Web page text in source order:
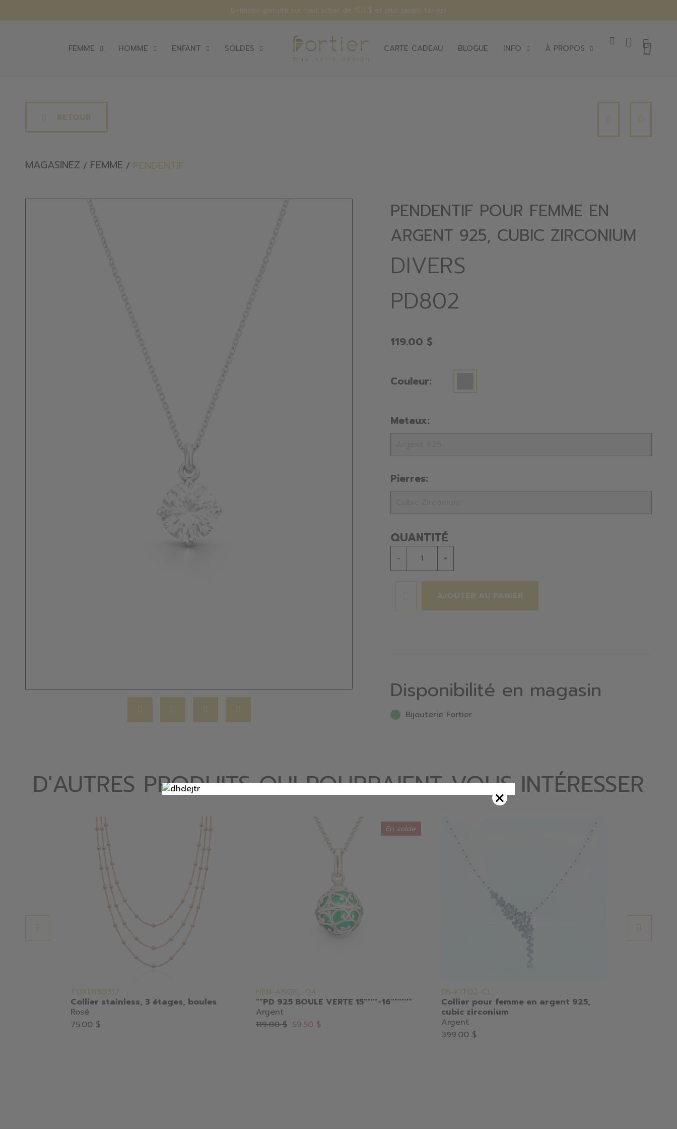
Livraison gratuite sur tout achat de 150 $ et plus (avant taxes)
FEMME HOMME ENFANT SOLDES CARTE CADEAU BLOGUE INFO À PROPOS
RETOUR
MAGASINEZ FEMME PENDENTIF
PENDENTIF POUR FEMME EN
ARGENT 925, CUBIC ZIRCONIUM
DIVERS
PD802
119.00 $
Couleur:
Metaux:
Pierres:
QUANTITÉ
- +
AJOUTER AU PANIER
Disponibilité en magasin
Bijouterie Fortier
D'AUTRES PRODUITS QUI POURRAIENT VOUS INTÉRESSER
T0XD180317
Collier stainless, 3 étages, boules
Rosé
75.00 $
En solde
HEN-ANGEL-04
""PD 925 BOULE VERTE 15""""-16""""""
Argent
119.00 $ 59.50 $
DS-KIT02-CL
Collier pour femme en argent 925,
cubic zirconium
Argent
399.00 $